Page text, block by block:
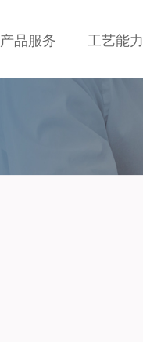
产品服务 工艺能力